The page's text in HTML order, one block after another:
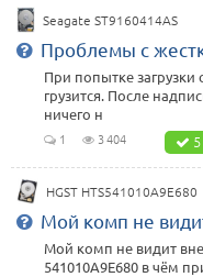
Seagate ST9160414AS
Проблемы с
При попытке загрузки
грузится. После
ничего н
1 3 404
HGST HTS541010A9E680
Мой комп не
Мой комп не видит
541010A9E680 в чём